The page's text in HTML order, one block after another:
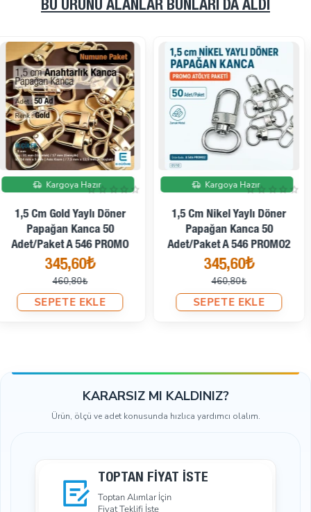
BU ÜRÜNÜ ALANLAR BUNLARI DA ALDI
İndirimde
Kargoya Hazır
10 Mm Anahtarlık Kancası -
Paris Kanca Yaylı Döner
Kancalar - Papağan Kanca
(100 Adet/Paket) S1351
249,22₺
336,34₺
İndirimde
Ücretsiz Kargo
Kargoya Hazır
10 Mm Gold Zamak Sütyen
Askı Ayar Tokası Ve Halkası
500 Set PBT0006PROMO
2.696,76₺
3.278,88₺
KARARSIZ MI KALDINIZ?
Ürün, ölçü ve adet konusunda hızlıca yardımcı olalım.
TOPTAN FIYAT İSTE
Toptan Alımlar İçin
Fiyat Teklifi İste